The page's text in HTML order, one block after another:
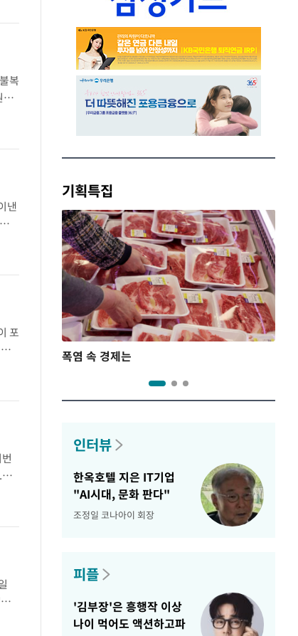
복
에
낸
포
기획특집
폭염 속 경제는
인터뷰
한옥호텔 지은 IT기업
"AI시대, 문화 판다"
조정일 코나아이 회장
피플
'김부장'은 흥행작 이상
나이 먹어도 액션하고파